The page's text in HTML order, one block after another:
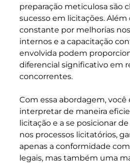
preparação meticulosa são
sucesso em licitações. Além
constante por melhorias
internos e a capacitação
envolvida podem
diferencial significativo em
concorrentes.
Com essa abordagem, você
interpretar de maneira
licitação e a se posicionar
nos processos licitatórios,
apenas a conformidade
legais, mas também uma